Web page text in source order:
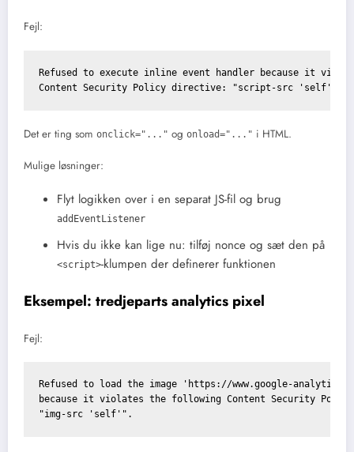
Fejl:
Refused to execute inline event handler because it
Det er ting som onclick="..." og onload="..." i HTML.
Mulige løsninger:
Flyt logikken over i en separat JS-fil og brug
addEventListener
Hvis du ikke kan lige nu: tilføj nonce og sæt den på
<script>-klumpen der definerer funktionen
Eksempel: tredjeparts analytics pixel
Fejl:
Refused to load the image 'https://www.google-
because it violates the following Content Security